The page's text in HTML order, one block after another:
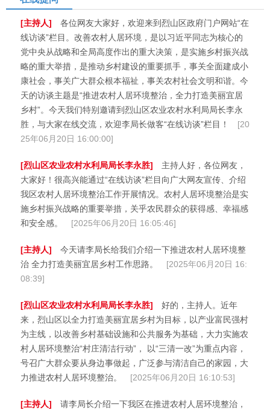
[主持人]
各位网友大家好，欢迎来到烈山区政府门户网站“在
线访谈”栏目。改善农村人居环境，是以习近平同志为核心的
党中央从战略和全局高度作出的重大决策，是实施乡村振兴战
略的重大举措，是推动乡村建设的重要抓手，事关全面建成小
康社会，事关广大群众根本福祉，事关农村社会文明和谐。今
天的访谈主题是“推进农村人居环境整治，全力打造美丽宜居
乡村”。今天我们特别邀请到烈山区农业农村水利局局长李永
胜，与大家在线交流，欢迎李局长做客“在线访谈”栏目！
[20
25年06月20日 16:00:00]
[烈山区农业农村水利局局长李永胜]
主持人好，各位网友，
大家好！很高兴能通过“在线访谈”栏目向广大网友宣传、介绍
我区农村人居环境整治工作开展情况。农村人居环境整治是实
施乡村振兴战略的重要举措，关乎农民群众的获得感、幸福感
和安全感。
[2025年06月20日 16:05:46]
[主持人]
今天请李局长给我们介绍一下推进农村人居环境整
治 全力打造美丽宜居乡村工作思路。
[2025年06月20日 16:
08:39]
[烈山区农业农村水利局局长李永胜]
好的，主持人。近年
来，烈山区以全力打造美丽宜居乡村为目标，以产业富民强村
为主线，以改善乡村基础设施和公共服务为基础，大力实施农
村人居环境整治“村庄清洁行动”， 以“三清一改”为重点内容，
号召广大群众要从身边事做起，广泛参与清洁自己的家园，大
力推进农村人居环境整治。
[2025年06月20日 16:10:53]
[主持人]
请李局长介绍一下我区在推进农村人居环境整治，